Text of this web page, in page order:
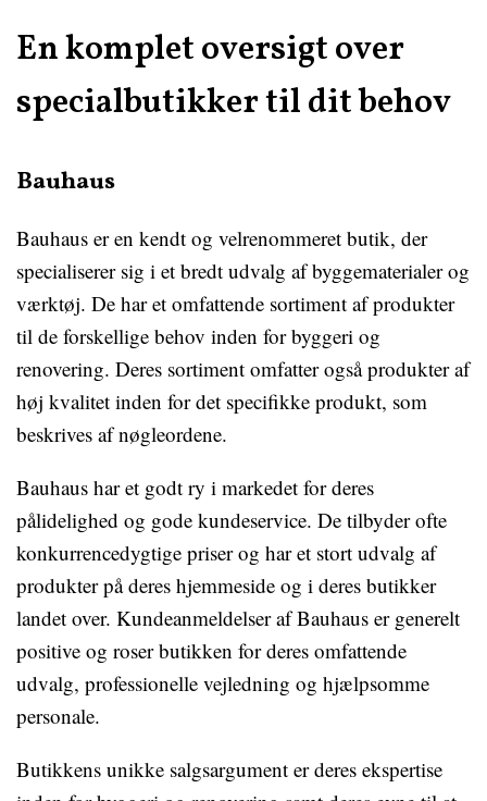
En komplet oversigt over
specialbutikker til dit behov
Bauhaus
Bauhaus er en kendt og velrenommeret butik, der
specialiserer sig i et bredt udvalg af byggematerialer og
værktøj. De har et omfattende sortiment af produkter
til de forskellige behov inden for byggeri og
renovering. Deres sortiment omfatter også produkter af
høj kvalitet inden for det specifikke produkt, som
beskrives af nøgleordene.
Bauhaus har et godt ry i markedet for deres
pålidelighed og gode kundeservice. De tilbyder ofte
konkurrencedygtige priser og har et stort udvalg af
produkter på deres hjemmeside og i deres butikker
landet over. Kundeanmeldelser af Bauhaus er generelt
positive og roser butikken for deres omfattende
udvalg, professionelle vejledning og hjælpsomme
personale.
Butikkens unikke salgsargument er deres ekspertise